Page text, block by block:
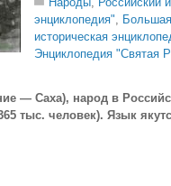
энциклопедия",
историческая
Энциклопедия "Святая
— Саха), народ в
тыс. человек). Язык